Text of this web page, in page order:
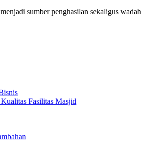
sumber penghasilan sekaligus
Fasilitas Masjid